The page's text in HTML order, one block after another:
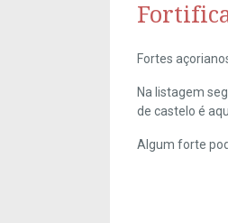
Fortes
Na listagem
de castelo é
Algum forte